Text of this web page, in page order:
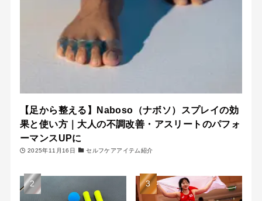
【足から整える】Naboso（ナボソ）スプレイの効
果と使い方｜大人の不調改善・アスリートのパフォ
ーマンスUPに
2025年11月16日 セルフケアアイテム紹介